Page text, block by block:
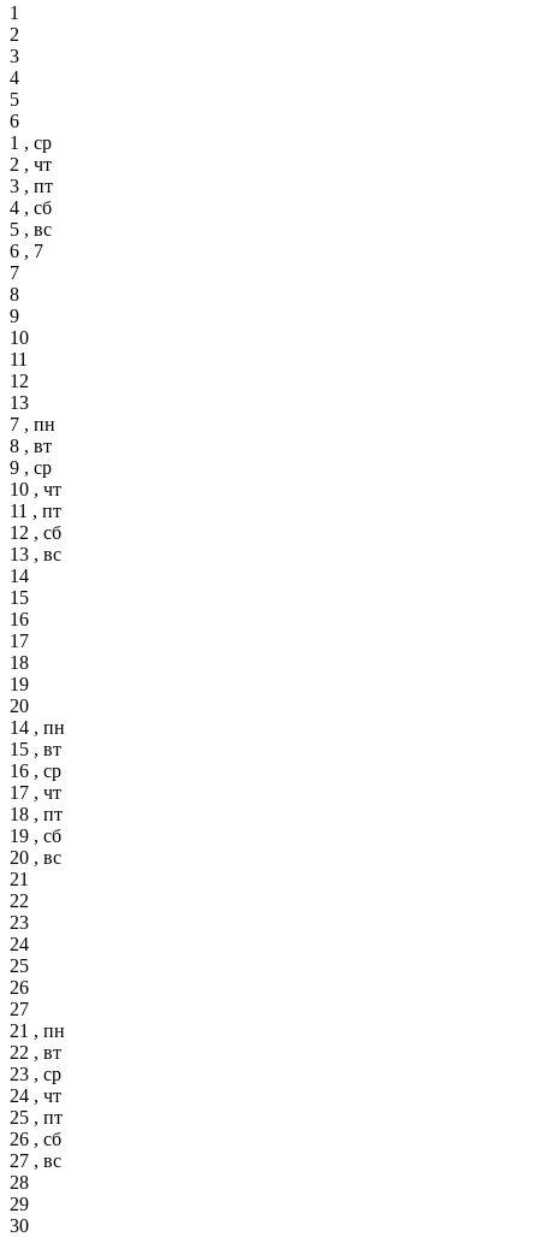
1
2
3
4
5
6
1 , ср
2 , чт
3 , пт
4 , сб
5 , вс
6 , 7
7
8
9
10
11
12
13
7 , пн
8 , вт
9 , ср
10 , чт
11 , пт
12 , сб
13 , вс
14
15
16
17
18
19
20
14 , пн
15 , вт
16 , ср
17 , чт
18 , пт
19 , сб
20 , вс
21
22
23
24
25
26
27
21 , пн
22 , вт
23 , ср
24 , чт
25 , пт
26 , сб
27 , вс
28
29
30